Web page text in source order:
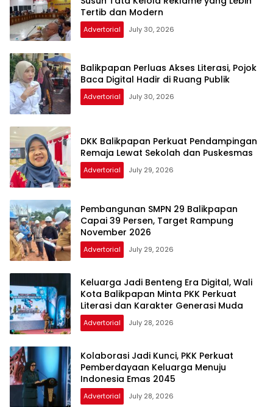
Tertib dan Modern
Advertorial July 30, 2026
Balikpapan Perluas Akses Literasi, Pojok
Baca Digital Hadir di Ruang Publik
Advertorial July 30, 2026
DKK Balikpapan Perkuat Pendampingan
Remaja Lewat Sekolah dan Puskesmas
Advertorial July 29, 2026
Pembangunan SMPN 29 Balikpapan
Capai 39 Persen, Target Rampung
November 2026
Advertorial July 29, 2026
Keluarga Jadi Benteng Era Digital, Wali
Kota Balikpapan Minta PKK Perkuat
Literasi dan Karakter Generasi Muda
Advertorial July 28, 2026
Kolaborasi Jadi Kunci, PKK Perkuat
Pemberdayaan Keluarga Menuju
Indonesia Emas 2045
Advertorial July 28, 2026